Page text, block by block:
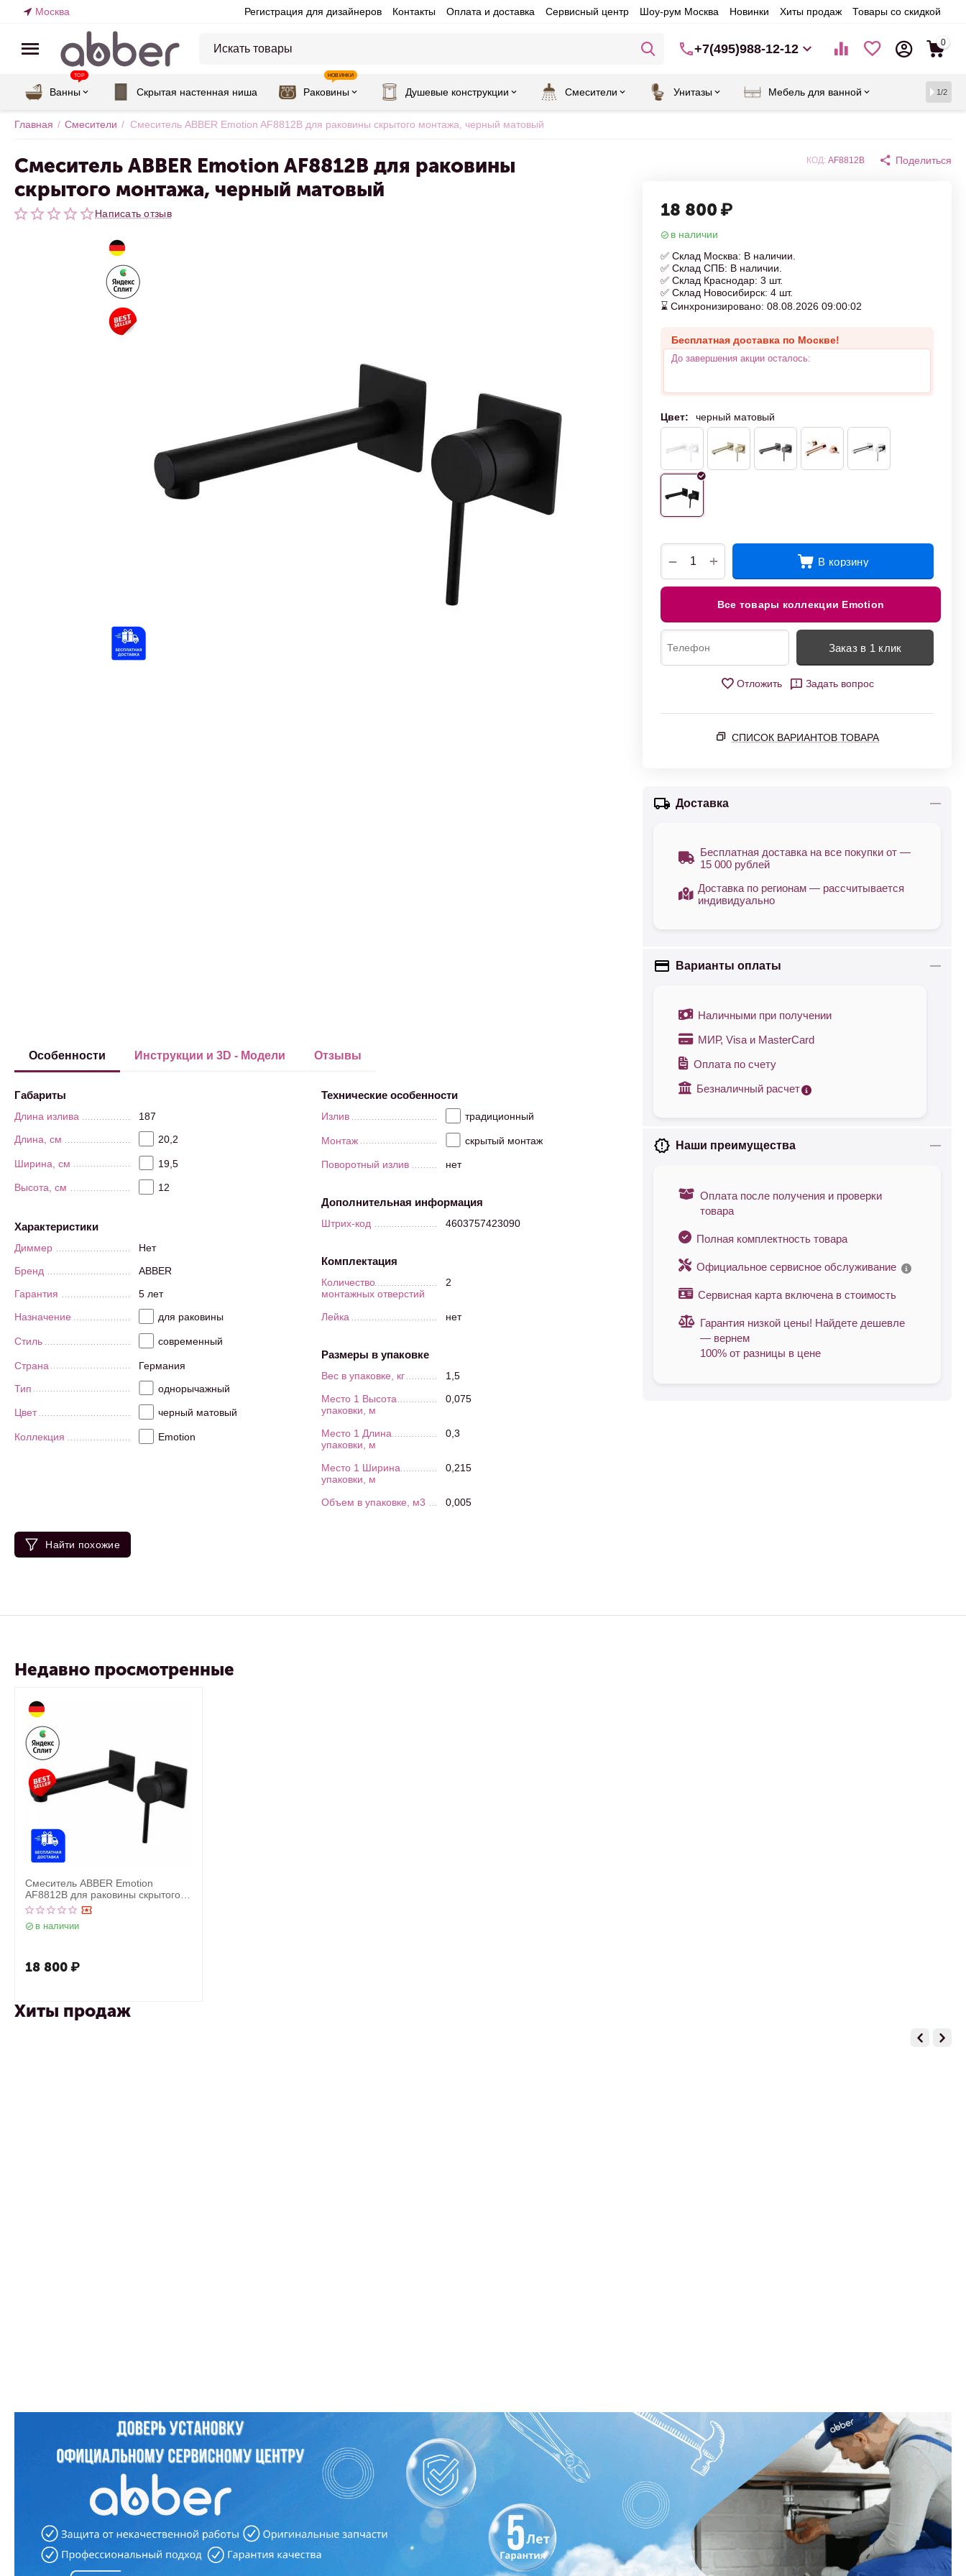
Москва Регистрация для дизайнеров Контакты Оплата и доставка Сервисный центр Шоу-рум Москва Новинки Хиты продаж Товары со скидкой
+7(495)988-12-12 0
Ванны
TOP
Скрытая настенная ниша Раковины
НОВИНКИ
Душевые конструкции Смесители Унитазы Мебель для ванной 1/2
Главная / Смесители / Смеситель ABBER Emotion AF8812B для раковины скрытого монтажа, черный матовый
Смеситель ABBER Emotion AF8812B для раковины
скрытого монтажа, черный матовый
Написать отзыв
КОД: AF8812B Поделиться
18 800 ₽
в наличии
✅ Склад Москва: В наличии.
✅ Склад СПБ: В наличии.
✅ Склад Краснодар: 3 шт.
✅ Склад Новосибирск: 4 шт.
⌛ Синхронизировано: 08.08.2026 09:00:02
Бесплатная доставка по Москве!
До завершения акции осталось:
Цвет: черный матовый
+
− В корзину
Все товары коллекции Emotion
Заказ в 1 клик
Отложить Задать вопрос
СПИСОК ВАРИАНТОВ ТОВАРА
Доставка
Бесплатная доставка на все покупки от —
15 000 рублей
Доставка по регионам — рассчитывается
индивидуально
Варианты оплаты
Наличными при получении
МИР, Visa и MasterCard
Оплата по счету
Безналичный расчет
Наши преимущества
Оплата после получения и проверки
товара
Полная комплектность товара
Официальное сервисное обслуживание
Сервисная карта включена в стоимость
Гарантия низкой цены! Найдете дешевле
— вернем
100% от разницы в цене
Особенности Инструкции и 3D - Модели Отзывы
Габариты
Длина излива
187
Длина, см
20,2
Ширина, см 19,5
Высота, см 12
Характеристики
Диммер
Нет
Бренд
ABBER
Гарантия
5 лет
Назначение
для раковины
Стиль современный
Страна
Германия
Тип
однорычажный
Цвет черный матовый
Коллекция Emotion
Технические особенности
Излив традиционный
Монтаж скрытый монтаж
Поворотный излив нет
Дополнительная информация
Штрих-код 4603757423090
Комплектация
Количество
монтажных отверстий
2
Лейка нет
Размеры в упаковке
Вес в упаковке, кг
1,5
Место 1 Высота
упаковки, м
0,075
Место 1 Длина
упаковки, м
0,3
Место 1 Ширина
упаковки, м
0,215
Объем в упаковке, м3 0,005
Найти похожие
Недавно просмотренные
Смеситель ABBER Emotion
AF8812B для раковины скрытого
монтажа, черный матовый
в наличии
18 800₽
Хиты продаж